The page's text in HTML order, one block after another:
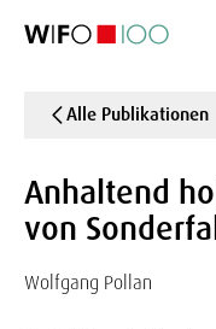
Alle Publikationen
Anhaltend
von
Wolfgang Pollan